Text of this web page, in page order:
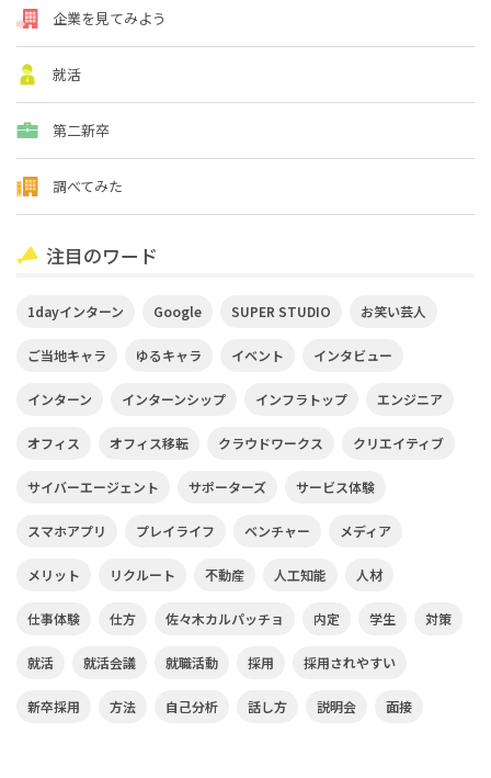
企業を見てみよう
就活
第二新卒
調べてみた
注目のワード
1dayインターン Google SUPER STUDIO お笑い芸人
ご当地キャラ ゆるキャラ イベント インタビュー
インターン インターンシップ インフラトップ エンジニア
オフィス オフィス移転 クラウドワークス クリエイティブ
サイバーエージェント サポーターズ サービス体験
スマホアプリ プレイライフ ベンチャー メディア
メリット リクルート 不動産 人工知能 人材
仕事体験 仕方 佐々木カルパッチョ 内定 学生 対策
就活 就活会議 就職活動 採用 採用されやすい
新卒採用 方法 自己分析 話し方 説明会 面接